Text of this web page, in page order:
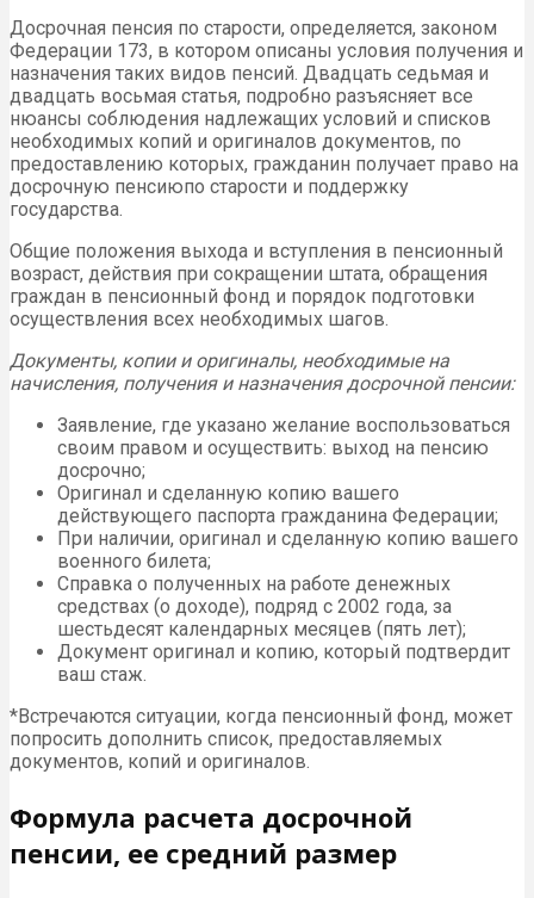
Досрочная пенсия по старости, определяется, законом
Федерации 173, в котором описаны условия получения и
назначения таких видов пенсий. Двадцать седьмая и
двадцать восьмая статья, подробно разъясняет все
нюансы соблюдения надлежащих условий и списков
необходимых копий и оригиналов документов, по
предоставлению которых, гражданин получает право на
досрочную пенсиюпо старости и поддержку
государства.
Общие положения выхода и вступления в пенсионный
возраст, действия при сокращении штата, обращения
граждан в пенсионный фонд и порядок подготовки
осуществления всех необходимых шагов.
Документы, копии и оригиналы, необходимые на
начисления, получения и назначения досрочной пенсии:
Заявление, где указано желание воспользоваться
своим правом и осуществить: выход на пенсию
досрочно;
Оригинал и сделанную копию вашего
действующего паспорта гражданина Федерации;
При наличии, оригинал и сделанную копию вашего
военного билета;
Справка о полученных на работе денежных
средствах (о доходе), подряд с 2002 года, за
шестьдесят календарных месяцев (пять лет);
Документ оригинал и копию, который подтвердит
ваш стаж.
*Встречаются ситуации, когда пенсионный фонд, может
попросить дополнить список, предоставляемых
документов, копий и оригиналов.
Формула расчета досрочной
пенсии, ее средний размер